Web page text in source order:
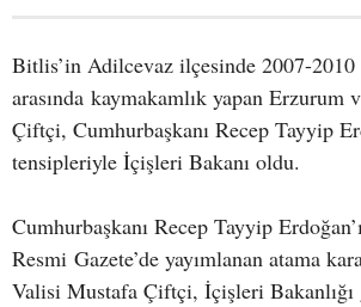
Bitlis’in Adilcevaz ilçesinde 2007-2010
arasında kaymakamlık yapan Erzurum
Çiftçi, Cumhurbaşkanı Recep Tayyip
tensipleriyle İçişleri Bakanı oldu.
Cumhurbaşkanı Recep Tayyip
Resmi Gazete’de yayımlanan atama
Valisi Mustafa Çiftçi, İçişleri